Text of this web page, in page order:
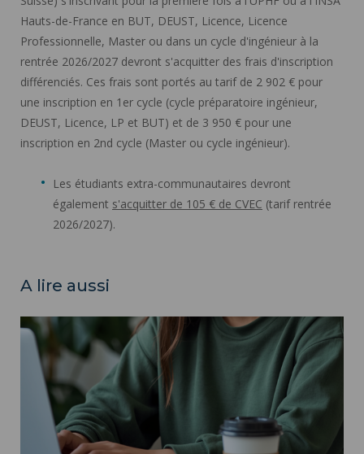
Hauts-de-France en BUT, DEUST, Licence, Licence
Professionnelle, Master ou dans un cycle d'ingénieur à la
rentrée 2026/2027 devront s'acquitter des frais d'inscription
différenciés. Ces frais sont portés au tarif de 2 902 € pour
une inscription en 1er cycle (cycle préparatoire ingénieur,
DEUST, Licence, LP et BUT) et de 3 950 € pour une
inscription en 2nd cycle (Master ou cycle ingénieur).
Les étudiants extra-communautaires devront
également s'acquitter de 105 € de CVEC (tarif rentrée
2026/2027).
A lire aussi
Procédure d'inscription, de réinscription ou de transfert ">